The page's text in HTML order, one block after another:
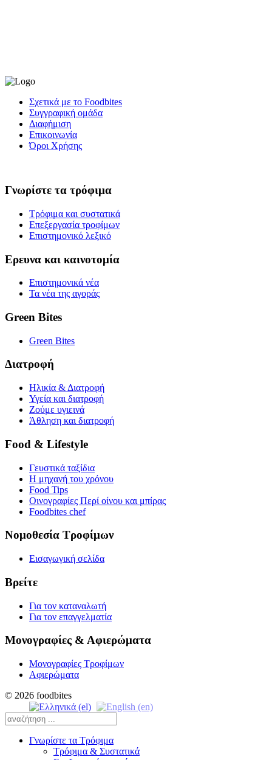
Σχετικά με το Foodbites
Συγγραφική ομάδα
Διαφήμιση
Επικοινωνία
Όροι Χρήσης
Γνωρίστε τα τρόφιμα
Τρόφιμα και συστατικά
Επεξεργασία τροφίμων
Επιστημονικό λεξικό
Ερευνα και καινοτομία
Επιστημονικά νέα
Τα νέα της αγοράς
Green Bites
Green Bites
Διατροφή
Ηλικία & Διατροφή
Υγεία και διατροφή
Ζούμε υγιεινά
Άθληση και διατροφή
Food & Lifestyle
Γευστικά ταξίδια
Η μηχανή του χρόνου
Food Tips
Οινογραφίες Περί οίνου και μπίρας
Foodbites chef
Νομοθεσία Τροφίμων
Εισαγωγική σελίδα
Βρείτε
Για τον καταναλωτή
Για τον επαγγελματία
Μονογραφίες & Αφιερώματα
Μονογραφίες Τροφίμων
Αφιερώματα
© 2026 foodbites
Γνωρίστε τα Τρόφιμα
Τρόφιμα & Συστατικά